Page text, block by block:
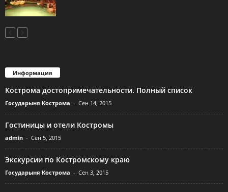
Информация
Кострома достопримечательности. Полный список
Государыня Кострома - Сен 14, 2015
Гостиницы и отели Костромы
admin - Сен 5, 2015
Экскурсии по Костромскому краю
Государыня Кострома - Сен 3, 2015